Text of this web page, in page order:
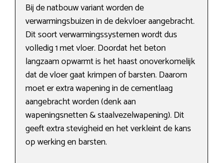
Bij de natbouw variant worden de
verwarmingsbuizen in de dekvloer aangebracht.
Dit soort verwarmingssystemen wordt dus
volledig 1 met vloer. Doordat het beton
langzaam opwarmt is het haast onoverkomelijk
dat de vloer gaat krimpen of barsten. Daarom
moet er extra wapening in de cementlaag
aangebracht worden (denk aan
wapeningsnetten & staalvezelwapening). Dit
geeft extra stevigheid en het verkleint de kans
op werking en barsten.